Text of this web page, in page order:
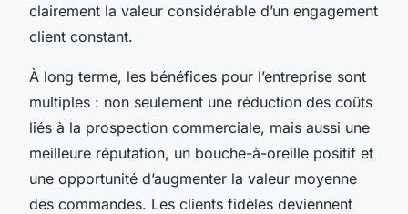
clairement la valeur considérable d’un engagement
client constant.
À long terme, les bénéfices pour l’entreprise sont
multiples : non seulement une réduction des coûts
liés à la prospection commerciale, mais aussi une
meilleure réputation, un bouche-à-oreille positif et
une opportunité d’augmenter la valeur moyenne
des commandes. Les clients fidèles deviennent